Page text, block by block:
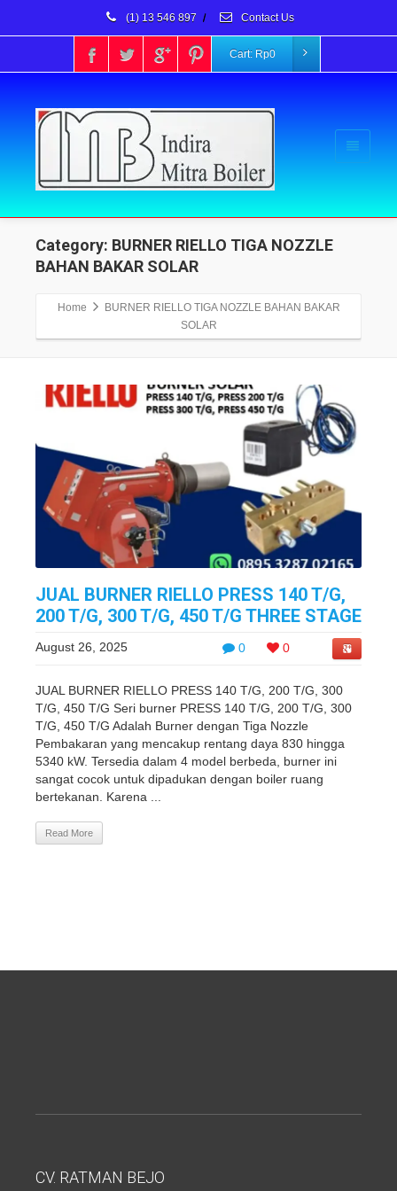
(1) 13 546 897 / Contact Us
Cart: Rp0
Category: BURNER RIELLO TIGA NOZZLE
BAHAN BAKAR SOLAR
Home
BURNER RIELLO TIGA NOZZLE BAHAN BAKAR
SOLAR
JUAL BURNER RIELLO PRESS 140 T/G,
200 T/G, 300 T/G, 450 T/G THREE STAGE
0 0
August 26, 2025
JUAL BURNER RIELLO PRESS 140 T/G, 200 T/G, 300
T/G, 450 T/G Seri burner PRESS 140 T/G, 200 T/G, 300
T/G, 450 T/G Adalah Burner dengan Tiga Nozzle
Pembakaran yang mencakup rentang daya 830 hingga
5340 kW. Tersedia dalam 4 model berbeda, burner ini
sangat cocok untuk dipadukan dengan boiler ruang
bertekanan. Karena ...
Read More
CV. RATMAN BEJO